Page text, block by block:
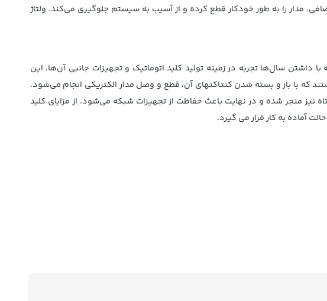
مدار را به طور خودکار قطع کرده و از آسیب به سیستم جلوگیری می‌کند. ولتاژ
این مجموعه با داشتن سال‌ها تجربه در زمینه تولید کلید اتوماتیک و تجهیزات جانبی آن‌ها، این
که با باز و بسته شدن کنتاکتهای آن، قطع و وصل مدار الکتریکی انجام می‌شود.
نیز منجر شده و در نهایت باعث حفاظت از تجهیزات شبکه می‌شود. از مزایای کلید
آماده به کار قرار می گیرد.